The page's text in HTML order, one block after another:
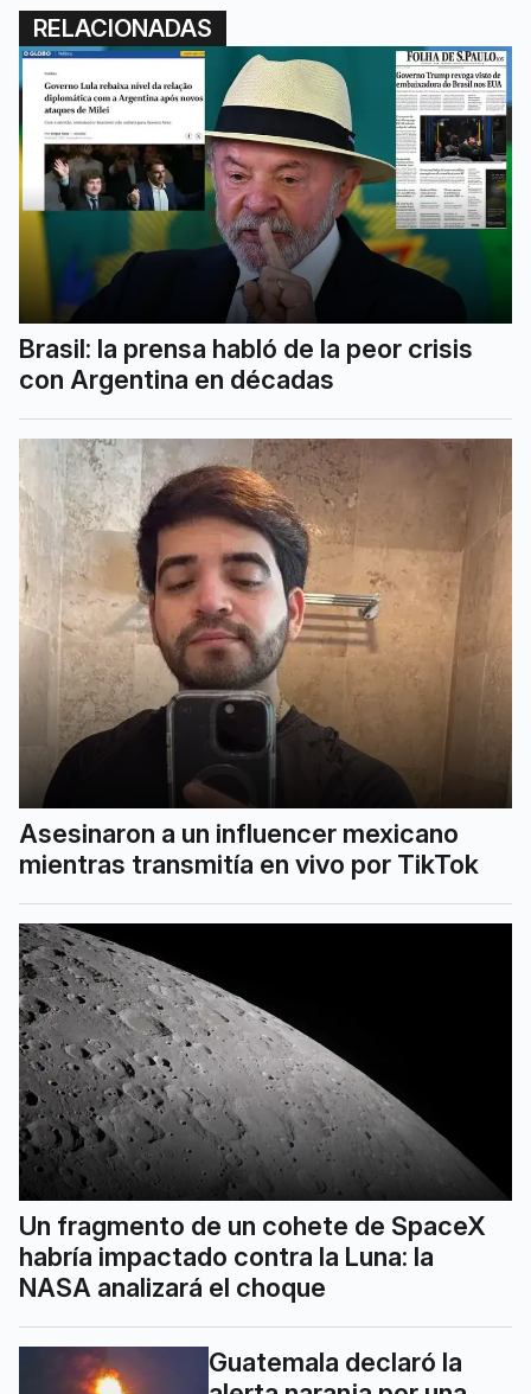
RELACIONADAS
Brasil: la prensa habló de la peor crisis
con Argentina en décadas
Asesinaron a un influencer mexicano
mientras transmitía en vivo por TikTok
Un fragmento de un cohete de SpaceX
habría impactado contra la Luna: la
NASA analizará el choque
Guatemala declaró la